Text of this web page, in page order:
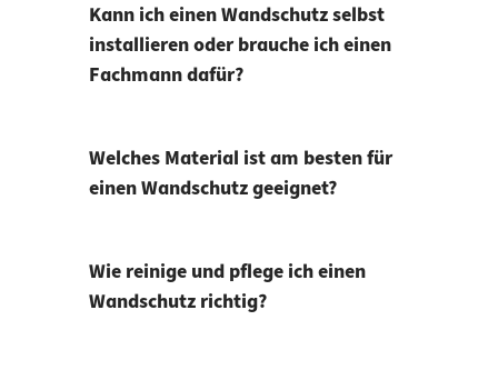
Kann ich einen Wandschutz selbst
installieren oder brauche ich einen
Fachmann dafür?
Welches Material ist am besten für
einen Wandschutz geeignet?
Wie reinige und pflege ich einen
Wandschutz richtig?